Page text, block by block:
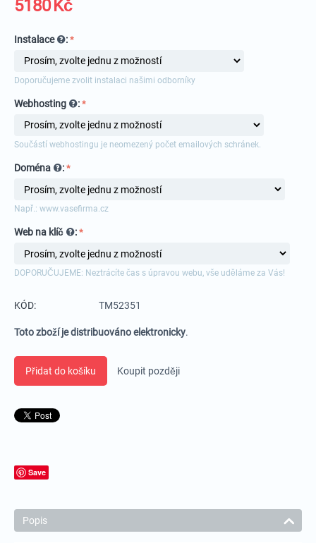
5180Kč
Instalace :
Doporučujeme zvolit instalaci našimi odborníky
Webhosting :
Součástí webhostingu je neomezený počet emailových schránek.
Doména :
Např.: www.vasefirma.cz
Web na klíč :
DOPORUČUJEME: Neztrácíte čas s úpravou webu, vše uděláme za Vás!
KÓD: TM52351
Toto zboží je distribuováno elektronicky.
Přidat do košíku Koupit později
Save
Popis